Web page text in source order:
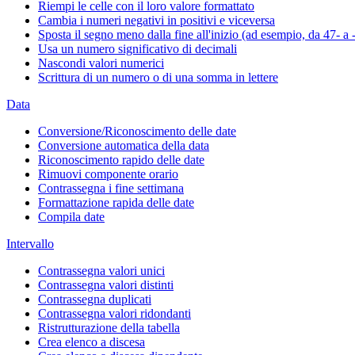
Riempi le celle con il loro valore formattato
Cambia i numeri negativi in positivi e viceversa
Sposta il segno meno dalla fine all'inizio (ad esempio, da 47- a
Usa un numero significativo di decimali
Nascondi valori numerici
Scrittura di un numero o di una somma in lettere
Data
Conversione/Riconoscimento delle date
Conversione automatica della data
Riconoscimento rapido delle date
Rimuovi componente orario
Contrassegna i fine settimana
Formattazione rapida delle date
Compila date
Intervallo
Contrassegna valori unici
Contrassegna valori distinti
Contrassegna duplicati
Contrassegna valori ridondanti
Ristrutturazione della tabella
Crea elenco a discesa